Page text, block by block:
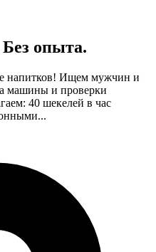
опыта.
напитков! Ищем мужчин и
машины и проверки
40 шекелей в час